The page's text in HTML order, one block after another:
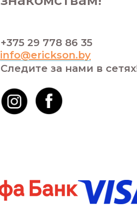
+375 29 778 86 35
Следите за нами в
info@erickson.by